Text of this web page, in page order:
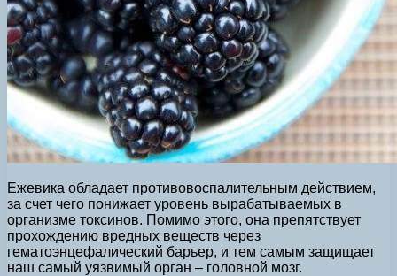
Ежевика обладает противовоспалительным действием,
за счет чего понижает уровень вырабатываемых в
организме токсинов. Помимо этого, она препятствует
прохождению вредных веществ через
гематоэнцефалический барьер, и тем самым защищает
наш самый уязвимый орган – головной мозг.